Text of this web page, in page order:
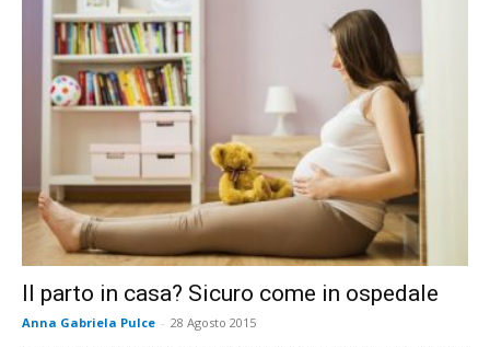
Il parto in casa? Sicuro come in ospedale
Anna Gabriela Pulce - 28 Agosto 2015